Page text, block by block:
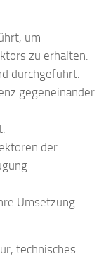
um
zu erhalten.
durchgeführt.
gegeneinander
der
Umsetzung
technisches